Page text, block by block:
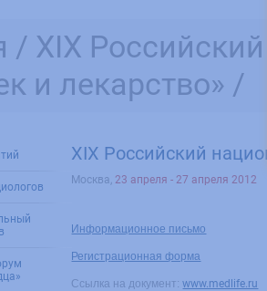
/ XIX
и лекарство» /
XIX Российский
Москва, 23 апреля - 27 апреля 2012
Информационное письмо
Регистрационная форма
Ссылка на документ:www.medlife.ru